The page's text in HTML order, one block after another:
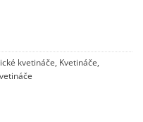
kvetináče, Kvetináče,